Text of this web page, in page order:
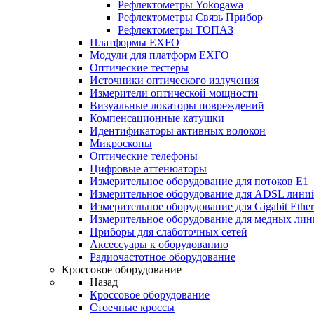
Рефлектометры Yokogawa
Рефлектометры Связь Прибор
Рефлектометры ТОПАЗ
Платформы EXFO
Модули для платформ EXFO
Оптические тестеры
Источники оптического излучения
Измерители оптической мощности
Визуальные локаторы повреждений
Компенсационные катушки
Идентификаторы активных волокон
Микроскопы
Оптические телефоны
Цифровые аттенюаторы
Измерительное оборудование для потоков Е1
Измерительное оборудование для ADSL
Измерительное оборудование для Gigabit
Измерительное оборудование для медных
Приборы для слаботочных сетей
Аксессуары к оборудованию
Радиочастотное оборудование
Кроссовое оборудование
Назад
Кроссовое оборудование
Стоечные кроссы